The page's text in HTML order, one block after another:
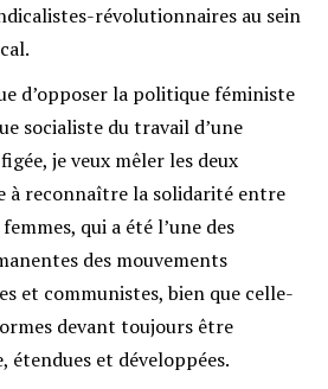
révolutionnaires au sein
d’opposer la politique féministe
socialiste du travail d’une
je veux mêler les deux
à reconnaître la solidarité entre
qui a été l’une des
des mouvements
et communistes, bien que celle-
devant toujours être
étendues et développées.